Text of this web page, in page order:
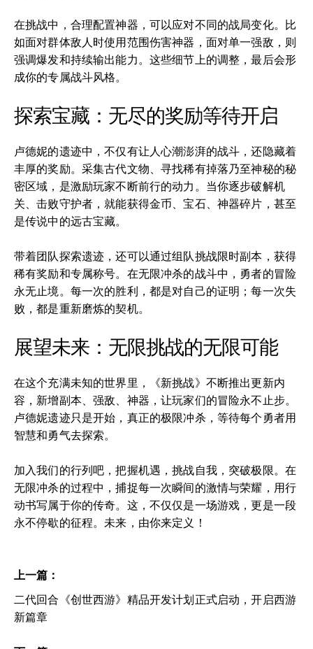
在挑战中，合理配置神器，可以应对不同的战局变化。比
如面对群体敌人时使用范围伤害神器，面对单一强敌，则
强调爆发和持续输出能力。这些细节上的调整，最后会形
成你的专属战斗风格。
探索宝藏：无尽的奖励等待开启
卢德妮的遗迹中，不仅有让人心潮澎湃的战斗，还隐藏着
丰厚的奖励。采集古代文物、寻找稀有掉落乃至神秘的秘
密区域，是激励玩家不断前行的动力。当你逐步破解机
关、击败守护者，就能获得金币、宝石、神器碎片，甚至
是传说中的远古宝藏。
带着团队探索遗迹，还可以通过组队挑战限时副本，获得
稀有奖励和专属称号。在无限冲杀的战斗中，勇者的冒险
永无止境。每一次的胜利，都是对自己的证明；每一次失
败，都是重新磨炼的契机。
展望未来：无限挑战的无限可能
在这个充满未知的世界里，《新挑战》不断推出更新内
容，新增副本、强敌、神器，让玩家们的冒险永不止步。
卢德妮遗迹只是开始，真正的极限冲杀，等待每个勇者用
智慧和勇气去探索。
加入我们的行列吧，把握机遇，挑战自我，突破极限。在
无限冲杀的过程中，捕捉每一次瞬间的激情与荣耀，用行
动书写属于你的传奇。这，不仅仅是一场游戏，更是一段
永不停歇的征程。未来，由你来定义！
上一篇：
二代回合《创世西游》精品开发计划正式启动，开启西游
新篇章